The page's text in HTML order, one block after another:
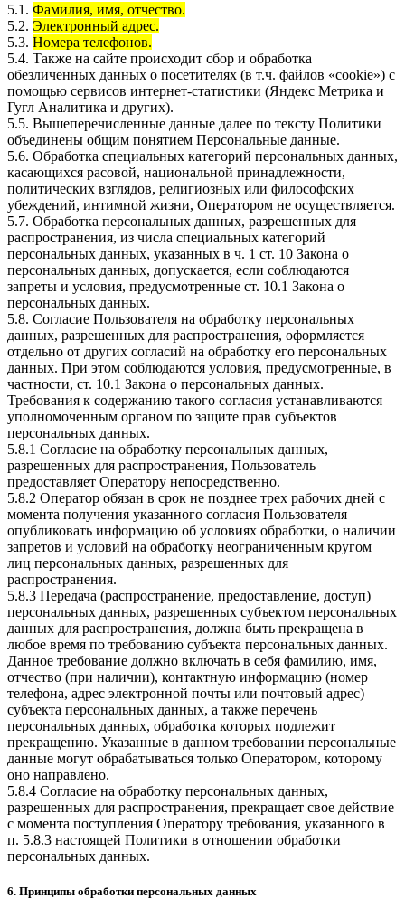
5.1. Фамилия, имя, отчество.
5.2. Электронный адрес.
5.3. Номера телефонов.
5.4. Также на сайте происходит сбор и обработка
обезличенных данных о посетителях (в т.ч. файлов «cookie») с
помощью сервисов интернет-статистики (Яндекс Метрика и
Гугл Аналитика и других).
5.5. Вышеперечисленные данные далее по тексту Политики
объединены общим понятием Персональные данные.
5.6. Обработка специальных категорий персональных данных,
касающихся расовой, национальной принадлежности,
политических взглядов, религиозных или философских
убеждений, интимной жизни, Оператором не осуществляется.
5.7. Обработка персональных данных, разрешенных для
распространения, из числа специальных категорий
персональных данных, указанных в ч. 1 ст. 10 Закона о
персональных данных, допускается, если соблюдаются
запреты и условия, предусмотренные ст. 10.1 Закона о
персональных данных.
5.8. Согласие Пользователя на обработку персональных
данных, разрешенных для распространения, оформляется
отдельно от других согласий на обработку его персональных
данных. При этом соблюдаются условия, предусмотренные, в
частности, ст. 10.1 Закона о персональных данных.
Требования к содержанию такого согласия устанавливаются
уполномоченным органом по защите прав субъектов
персональных данных.
5.8.1 Согласие на обработку персональных данных,
разрешенных для распространения, Пользователь
предоставляет Оператору непосредственно.
5.8.2 Оператор обязан в срок не позднее трех рабочих дней с
момента получения указанного согласия Пользователя
опубликовать информацию об условиях обработки, о наличии
запретов и условий на обработку неограниченным кругом
лиц персональных данных, разрешенных для
распространения.
5.8.3 Передача (распространение, предоставление, доступ)
персональных данных, разрешенных субъектом персональных
данных для распространения, должна быть прекращена в
любое время по требованию субъекта персональных данных.
Данное требование должно включать в себя фамилию, имя,
отчество (при наличии), контактную информацию (номер
телефона, адрес электронной почты или почтовый адрес)
субъекта персональных данных, а также перечень
персональных данных, обработка которых подлежит
прекращению. Указанные в данном требовании персональные
данные могут обрабатываться только Оператором, которому
оно направлено.
5.8.4 Согласие на обработку персональных данных,
разрешенных для распространения, прекращает свое действие
с момента поступления Оператору требования, указанного в
п. 5.8.3 настоящей Политики в отношении обработки
персональных данных.
6. Принципы обработки персональных данных